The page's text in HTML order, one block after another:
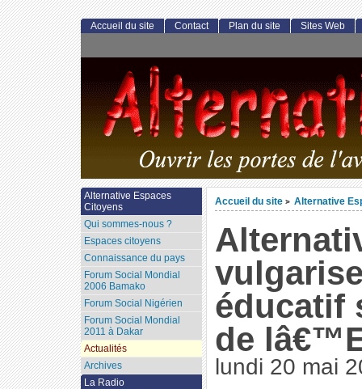
Accueil du site > Alternative
éducatif
de
lundi 20 mai
Accueil du site Contact Plan du site Sites Web
Alternative Espaces
Citoyens
Qui sommes-nous ?
Espaces citoyens
Connaissance du pays
Forum Social Mondial
2006 Bamako
Forum Social Nigérien
Forum Social Mondial
2011 à Dakar
Actualités
Archives
La Radio